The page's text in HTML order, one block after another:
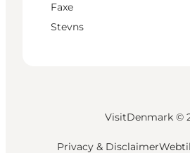
Faxe
Stevns
VisitDenmark ©
Privacy & Disclaimer